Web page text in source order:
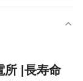
所 |長寿命